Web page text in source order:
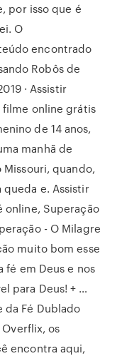
por isso que é
O
encontrado
Robôs de
· Assistir
filme online grátis
de 14 anos,
manhã de
Missouri, quando,
e. Assistir
online, Superação
- O Milagre
muito bom esse
fé em Deus e nos
para Deus! + …
da Fé Dublado
os
encontra aqui,